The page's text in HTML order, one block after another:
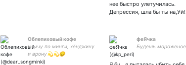
нее быстро улетучилась.
Депрессия, шла бы ты на,Уй!
Облепиховый кофе
хнычу по минги, хёнджину
и арону💫💫😔
феЯчка
Будешь